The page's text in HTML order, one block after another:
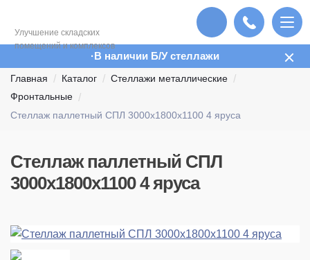
Улучшение складских
помещений и комплексов
В наличии Б/У стеллажи
Главная Каталог
Стеллажи металлические
Фронтальные
Стеллаж паллетный СПЛ 3000х1800х1100 4 яруса
Стеллаж паллетный СПЛ
3000х1800х1100 4 яруса